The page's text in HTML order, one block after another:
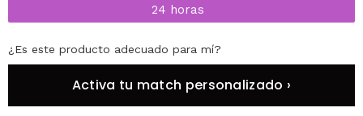
24 horas
¿Es este producto adecuado para mí?
Activa tu match personalizado ›